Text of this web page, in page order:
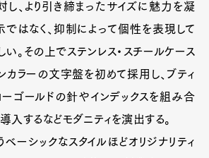
、より引き締まったサイズに魅力を凝
ではなく、抑制によって個性を表現して
い。その上でステンレス・スチールケース
ラーの文字盤を初めて採用し、ブティ
ゴールドの針やインデックスを組み合
入するなどモダニティを演出する。
ーシックなスタイルほどオリジナリティ